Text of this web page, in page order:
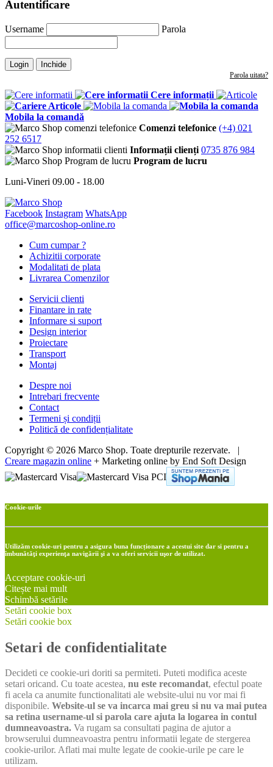
Autentificare
Username Parola
Login Inchide
Parola uitata?
Cere informații
Articole
Mobila la comandă
Comenzi telefonice (+4) 021
252 6517
Informații clienți 0735 876 984
Program de lucru
Luni-Vineri 09.00 - 18.00
Facebook Instagram WhatsApp
office@marcoshop-online.ro
Cum cumpar ?
Achizitii corporate
Modalitati de plata
Livrarea Comenzilor
Servicii clienti
Finantare in rate
Informare si suport
Design interior
Proiectare
Transport
Montaj
Despre noi
Intrebari frecvente
Contact
Termeni și condiții
Politică de confidențialitate
Copyright © 2026 Marco Shop. Toate drepturile rezervate. |
Creare magazin online + Marketing online by End Soft Design
Cookie-urile
Utilizăm cookie-uri pentru a asigura buna funcționare a acestui site dar si pentru a
îmbunătăţi experienţa navigării şi a va oferi servicii uşor de utilizat.
Acceptare cookie-uri
Citește mai mult
Schimbă setările
Setări cookie box
Setări cookie box
Setari de confidentialitate
Decideti ce cookie-uri doriti sa permiteti. Puteti modifica aceste
setari oricand. Cu toate acestea, nu este recomandat, efectul poate
fi acela ca anumite functionalitati ale website-ului nu vor mai fi
disponibile. Website-ul se va incarca mai greu si nu va mai putea
sa retina username-ul si parola care ajuta la logarea in contul
dumneavoastra. Va rugam sa consultati pagina de ajutor a
browserului dumneavoastra pentru informatii legate de stergerea
cookie-urilor. Aflati mai multe legate de cookie-urile pe care le
utilizam.